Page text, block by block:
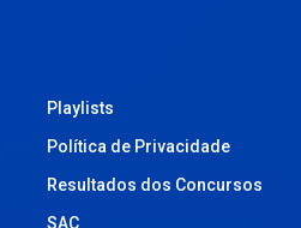
Playlists
Política de Privacidade
Resultados dos Concursos
SAC